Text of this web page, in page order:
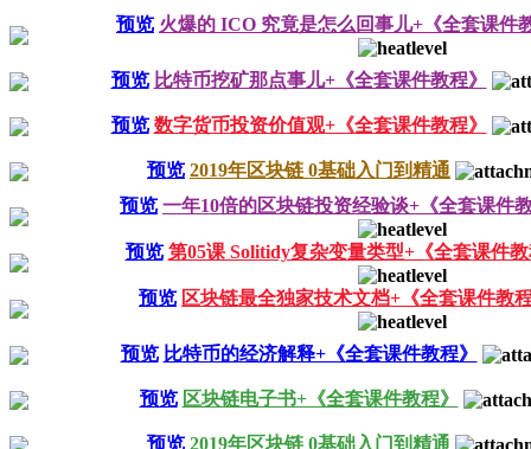
预览 火爆的 ICO 究竟是怎么回事儿+《全套课件
预览 比特币挖矿那点事儿+《全套课件教程》
预览 数字货币投资价值观+《全套课件教程》
预览 2019年区块链 0基础入门到精通
预览 一年10倍的区块链投资经验谈+《全套课件
预览 第05课 Solitidy复杂变量类型+《全套课件
预览 区块链最全独家技术文档+《全套课件教
预览 比特币的经济解释+《全套课件教程》
预览 区块链电子书+《全套课件教程》
预览 2019年区块链 0基础入门到精通